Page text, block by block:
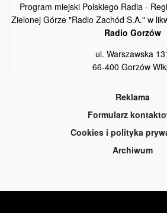
Program miejski Polskiego Radia -
Zielonej Górze "Radio Zachód S.A." w
Radio Gorzów
ul. Warszawska
66-400 Gorzów
Reklama
Formularz
Cookies i polityka
Archiwum